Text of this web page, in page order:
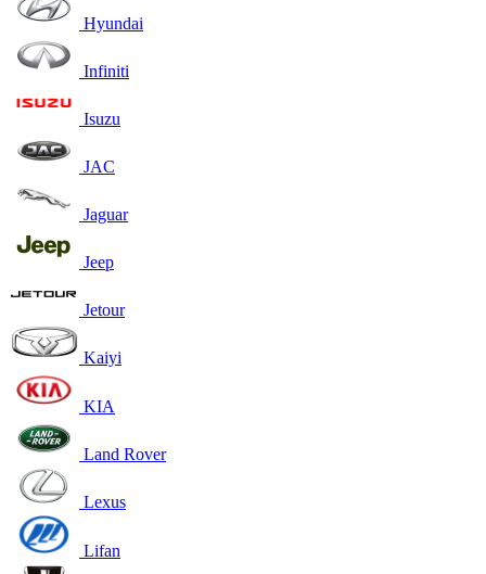
Hyundai
Infiniti
Isuzu
JAC
Jaguar
Jeep
Jetour
Kaiyi
KIA
Land Rover
Lexus
Lifan